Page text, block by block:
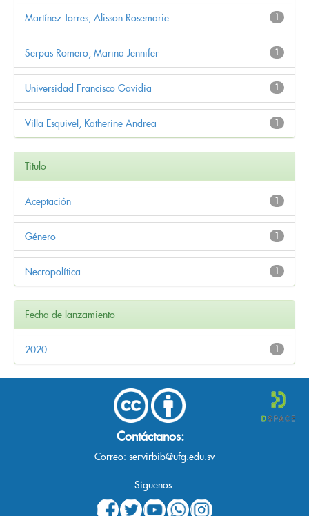
1
Martínez Torres, Alisson Rosemarie
1
Serpas Romero, Marina Jennifer
1
Universidad Francisco Gavidia
1
Villa Esquivel, Katherine Andrea
Título
1
Aceptación
1
Género
1
Necropolítica
Fecha de lanzamiento
1
2020
Contáctanos:
Correo: servirbib@ufg.edu.sv
Síguenos: